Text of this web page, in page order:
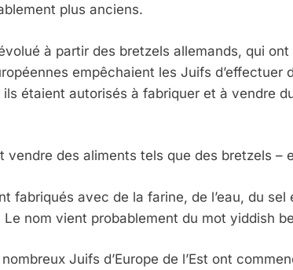
plus anciens.
à partir des bretzels allemands, qui
empêchaient les Juifs d’effectuer
étaient autorisés à fabriquer et à vendre
vendre des aliments tels que des bretzels –
fabriqués avec de la farine, de l’eau, du
nom vient probablement du mot yiddish
Juifs d’Europe de l’Est ont